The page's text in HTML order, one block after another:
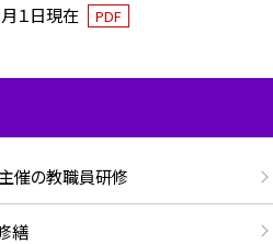
１日現在 PDF
催の教職員研修
繕